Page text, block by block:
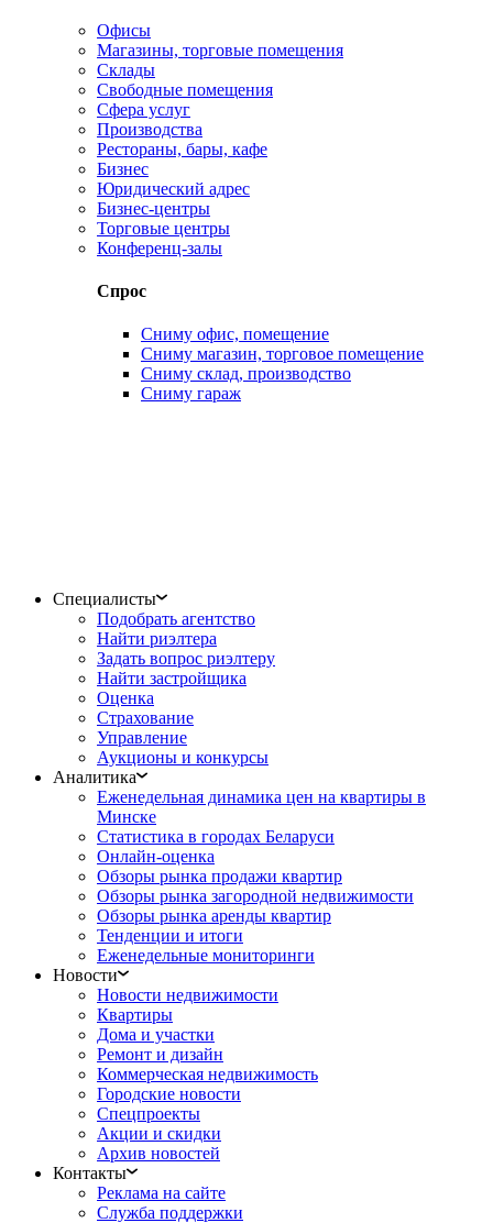
Офисы
Магазины, торговые помещения
Склады
Свободные помещения
Сфера услуг
Производства
Рестораны, бары, кафе
Бизнес
Юридический адрес
Бизнес-центры
Торговые центры
Конференц-залы
Спрос
Сниму офис, помещение
Сниму магазин, торговое помещение
Сниму склад, производство
Сниму гараж
Специалисты
Подобрать агентство
Найти риэлтера
Задать вопрос риэлтеру
Найти застройщика
Оценка
Страхование
Управление
Аукционы и конкурсы
Аналитика
Еженедельная динамика цен на квартиры в
Минске
Статистика в городах Беларуси
Онлайн-оценка
Обзоры рынка продажи квартир
Обзоры рынка загородной недвижимости
Обзоры рынка аренды квартир
Тенденции и итоги
Еженедельные мониторинги
Новости
Новости недвижимости
Квартиры
Дома и участки
Ремонт и дизайн
Коммерческая недвижимость
Городские новости
Спецпроекты
Акции и скидки
Архив новостей
Контакты
Реклама на сайте
Служба поддержки